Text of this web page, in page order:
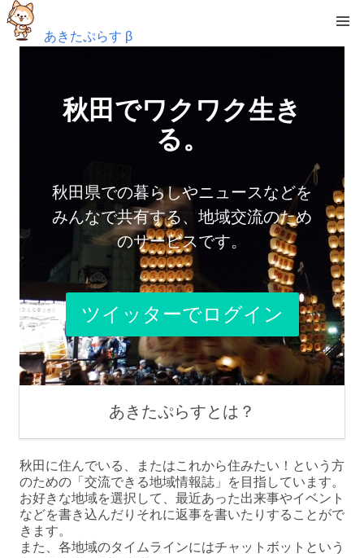
あきたぷらす β
秋田でワクワク生き
る。
秋田県での暮らしやニュースなどを
みんなで共有する、地域交流のため
のサービスです。
ツイッターでログイン
あきたぷらすとは？
秋田に住んでいる、またはこれから住みたい！という方
のための「交流できる地域情報誌」を目指しています。
お好きな地域を選択して、最近あった出来事やイベント
などを書き込んだりそれに返事を書いたりすることがで
きます。
また、各地域のタイムラインにはチャットボットという